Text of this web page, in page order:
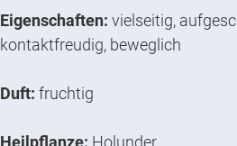
Eigenschaften: vielseitig,
kontaktfreudig, beweglich
Duft: fruchtig
Heilpflanze: Holunder